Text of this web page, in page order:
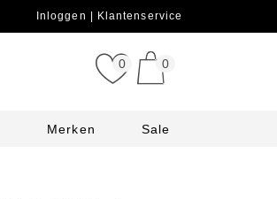
Inloggen Klantenservice
0 0
Merken Sale